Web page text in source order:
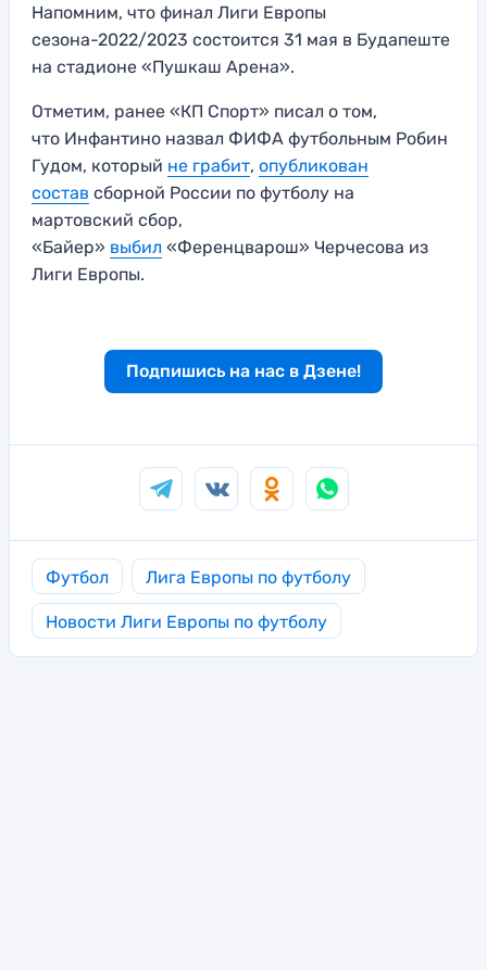
Напомним, что финал Лиги Европы
сезона-2022/2023 состоится 31 мая в Будапеште
на стадионе «Пушкаш Арена».
Отметим, ранее «КП Спорт» писал о том,
что Инфантино назвал ФИФА футбольным Робин
Гудом, который не грабит, опубликован
состав сборной России по футболу на
мартовский сбор,
«Байер» выбил «Ференцварош» Черчесова из
Лиги Европы.
Подпишись на нас в Дзене!
Футбол Лига Европы по футболу
Новости Лиги Европы по футболу